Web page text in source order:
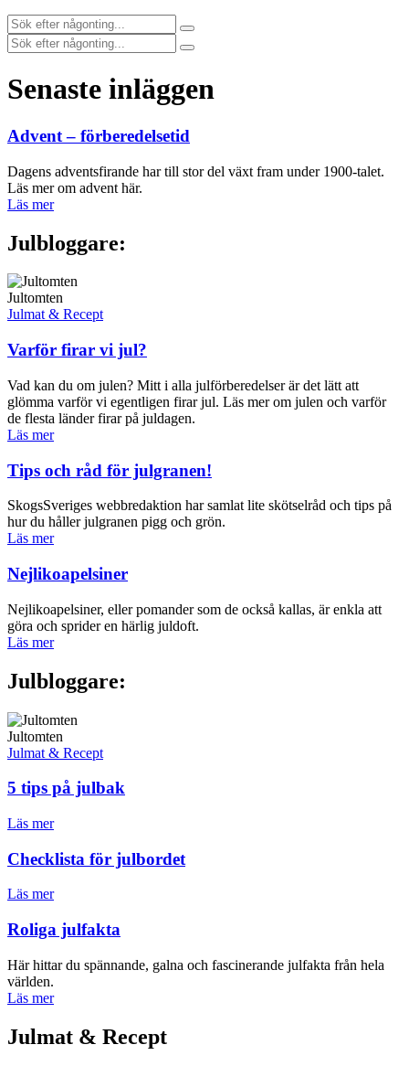
Senaste inläggen
Advent – förberedelsetid
Dagens adventsfirande har till stor del växt fram under 1900-talet.
Läs mer om advent här.
Läs mer
Julbloggare:
Jultomten
Julmat & Recept
Varför firar vi jul?
Vad kan du om julen? Mitt i alla julförberedelser är det lätt att
glömma varför vi egentligen firar jul. Läs mer om julen och varför
de flesta länder firar på juldagen.
Läs mer
Tips och råd för julgranen!
SkogsSveriges webbredaktion har samlat lite skötselråd och tips på
hur du håller julgranen pigg och grön.
Läs mer
Nejlikoapelsiner
Nejlikoapelsiner, eller pomander som de också kallas, är enkla att
göra och sprider en härlig juldoft.
Läs mer
Julbloggare:
Jultomten
Julmat & Recept
5 tips på julbak
Läs mer
Checklista för julbordet
Läs mer
Roliga julfakta
Här hittar du spännande, galna och fascinerande julfakta från hela
världen.
Läs mer
Julmat & Recept